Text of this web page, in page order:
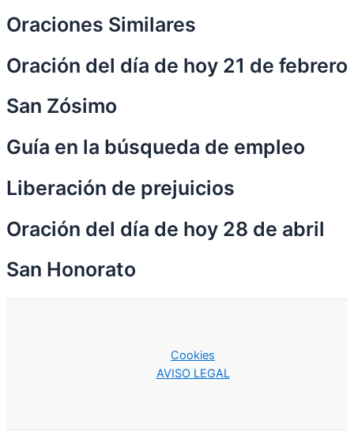
Oraciones Similares
Oración del día de hoy 21 de febrero
San Zósimo
Guía en la búsqueda de empleo
Liberación de prejuicios
Oración del día de hoy 28 de abril
San Honorato
Cookies
AVISO LEGAL